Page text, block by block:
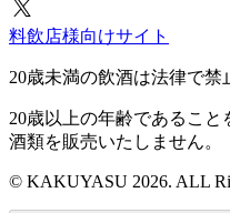
料飲店様向けサイト
20歳未満の飲酒は法律で禁
20歳以上の年齢であるこ
酒類を販売いたしません。
© KAKUYASU 2026. ALL